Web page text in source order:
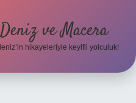
Deniz ve Macera
hikayeleriyle keyifli yolculuk!